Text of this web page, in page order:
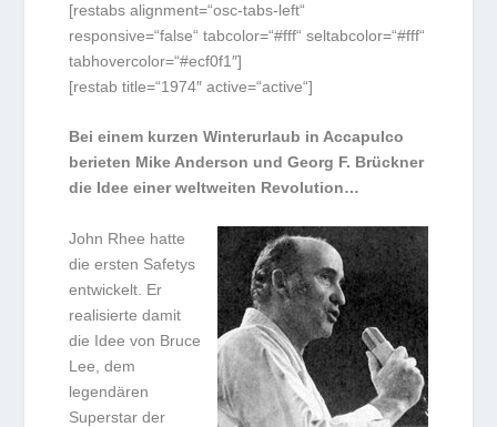
[restabs alignment=“osc-tabs-left“
responsive=“false“ tabcolor=“#fff“ seltabcolor=“#fff“
tabhovercolor=“#ecf0f1″]
[restab title=“1974″ active=“active“]
Bei einem kurzen Winterurlaub in Accapulco
berieten Mike Anderson und Georg F. Brückner
die Idee einer weltweiten Revolution…
John Rhee hatte
die ersten Safetys
entwickelt. Er
realisierte damit
die Idee von Bruce
Lee, dem
legendären
Superstar der